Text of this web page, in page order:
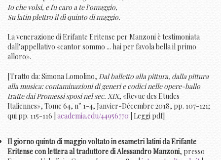
Io che volsi, e fu caro a te l’omaggio,
Su latin plettro il dì quinto di maggio.
La venerazione di Erifante Eritense per Manzoni è testimoniata
dall’appellativo «cantor sommo ... hai per favola bella il primo
alloro».
[Tratto da: Simona Lomolino, Dal balletto alla pittura, dalla pittura
alla musica: contaminazioni di generi e codici nelle opere-ballo
tratte dai Promessi sposi nel sec. XIX, «Revue des Etudes
Italiennes», Tome 64, n° 1-4, Janvier-Décembre 2018, pp. 107-121;
qui pp. 115-116 | academia.edu/44956770 | Leggi pdf]
Il giorno quinto di maggio voltato in esametri latini da Erifante
Eritense con lettera al traduttore di Alessandro Manzoni, presso